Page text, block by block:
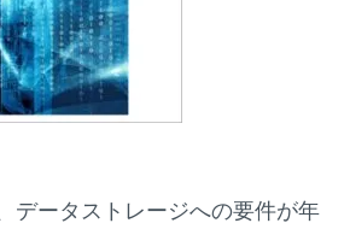
データストレージへの要件が年